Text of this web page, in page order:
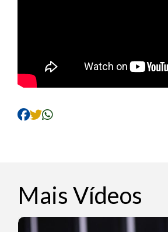
Mais Vídeos